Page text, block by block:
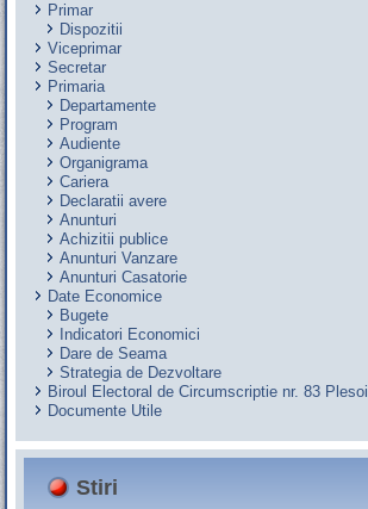
Primar
Dispozitii
Viceprimar
Secretar
Primaria
Departamente
Program
Audiente
Organigrama
Cariera
Declaratii avere
Anunturi
Achizitii publice
Anunturi Vanzare
Anunturi Casatorie
Date Economice
Bugete
Indicatori Economici
Dare de Seama
Strategia de Dezvoltare
Biroul Electoral de Circumscriptie nr. 83 Plesoi
Documente Utile
Stiri